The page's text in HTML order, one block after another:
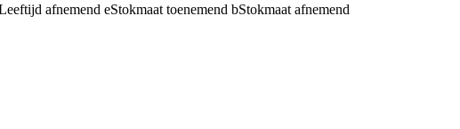
afnemend eStokmaat toenemend bStokmaat afnemend